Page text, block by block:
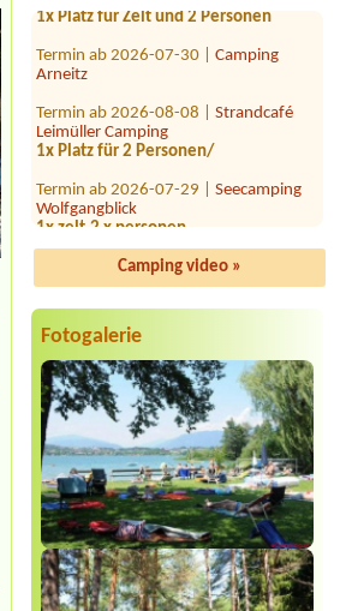
Termin ab 2026-07-30 |Camping
Termin ab 2026-08-08 |
1x Platz für 2 Personen/
Termin ab 2026-07-29 |
1x zelt,2 x personen
Camping Wolfgangsee Lindenstrand
Win stellplatz fur zelt und ein auto
Termin ab 2026-07-24 |Campingplatz
der Parktherme Bad Radkersburg
1x Zeltplatz für 2 Personen
Termin ab 2026-08-11 | Camping
Traunsee
1x tent spot
Termin ab 2026-08-04 |Camping
Alpenwelt
1 Wohnwagen mit Auto
Termin ab 2026-07-25 |Seecamp Zell
am See
1x Stellplatz
Camping video »
Fotogalerie